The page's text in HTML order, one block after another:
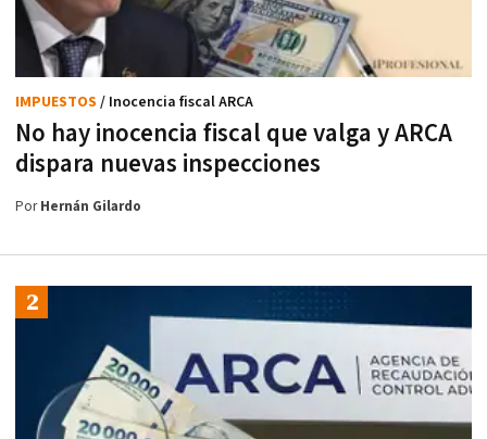
No hay inocencia fiscal que valga y ARCA
dispara nuevas inspecciones
IMPUESTOS / Inocencia fiscal ARCA
PorHernán Gilardo